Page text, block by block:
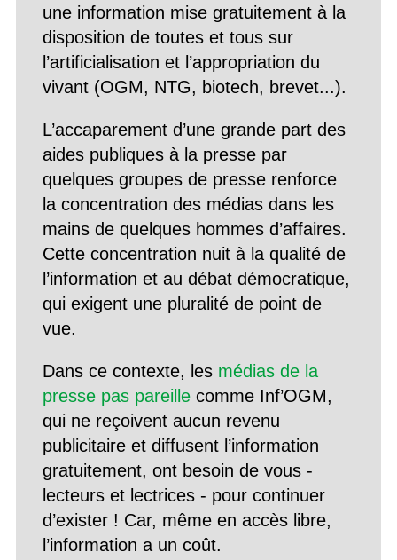
une information mise gratuitement à la
disposition de toutes et tous sur
l’artificialisation et l’appropriation du
vivant (OGM, NTG, biotech, brevet...).
L’accaparement d’une grande part des
aides publiques à la presse par
quelques groupes de presse renforce
la concentration des médias dans les
mains de quelques hommes d’affaires.
Cette concentration nuit à la qualité de
l’information et au débat démocratique,
qui exigent une pluralité de point de
vue.
Dans ce contexte, les médias de la
presse pas pareillecomme Inf’OGM,
qui ne reçoivent aucun revenu
publicitaire et diffusent l’information
gratuitement, ont besoin de vous -
lecteurs et lectrices - pour continuer
d’exister ! Car, même en accès libre,
l’information a un coût.